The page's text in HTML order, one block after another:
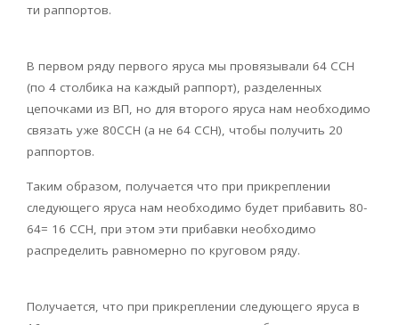
ти раппортов.
В первом ряду первого яруса мы провязывали 64 ССН
(по 4 столбика на каждый раппорт), разделенных
цепочками из ВП, но для второго яруса нам необходимо
связать уже 80ССН (а не 64 ССН), чтобы получить 20
раппортов.
Таким образом, получается что при прикреплении
следующего яруса нам необходимо будет прибавить 80-
64= 16 ССН, при этом эти прибавки необходимо
распределить равномерно по круговом ряду.
Получается, что при прикреплении следующего яруса в